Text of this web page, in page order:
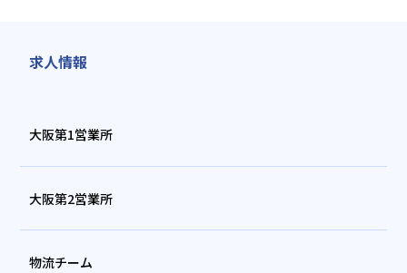
求人情報
大阪第1営業所
大阪第2営業所
物流チーム